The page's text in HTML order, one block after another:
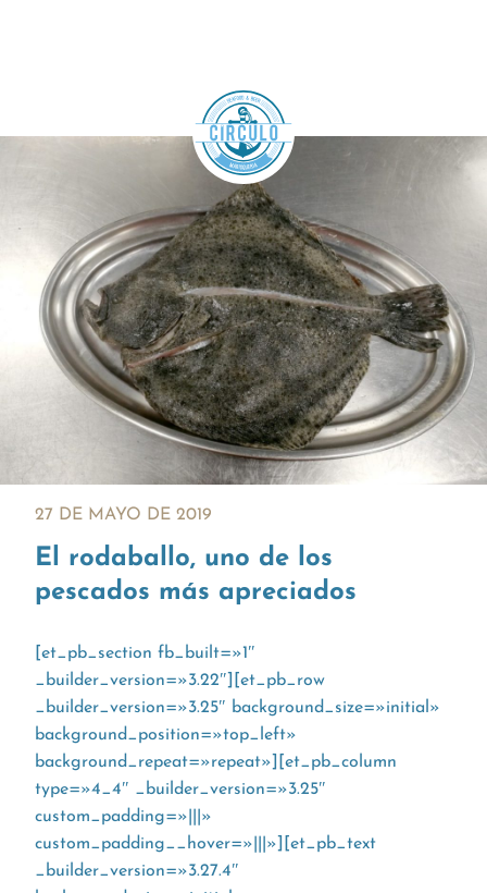
27 DE MAYO DE 2019
El rodaballo, uno de los
pescados más apreciados
[et_pb_section fb_built=»1″
_builder_version=»3.22″][et_pb_row
_builder_version=»3.25″ background_size=»initial»
background_position=»top_left»
background_repeat=»repeat»][et_pb_column
type=»4_4″ _builder_version=»3.25″
custom_padding=»|||»
custom_padding__hover=»|||»][et_pb_text
_builder_version=»3.27.4″